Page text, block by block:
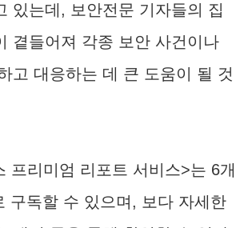
있는데, 보안전문 기자들의 집
곁들어져 각종 보안 사건이나
고 대응하는 데 큰 도움이 될 것
프리미엄 리포트 서비스>는 6개
구독할 수 있으며, 보다 자세한